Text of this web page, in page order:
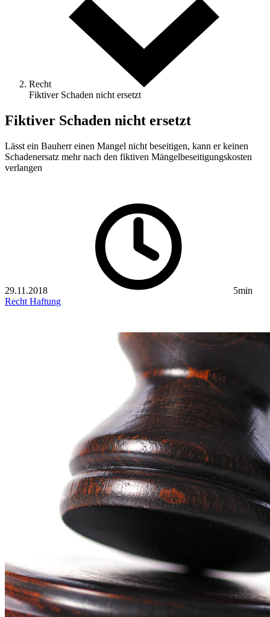
Recht
Fiktiver Schaden nicht ersetzt
Fiktiver Schaden nicht ersetzt
Lässt ein Bauherr einen Mangel nicht beseitigen, kann er keinen
Schadenersatz mehr nach den fiktiven Mängelbeseitigungskosten
verlangen
29.11.2018
5min
Recht Haftung